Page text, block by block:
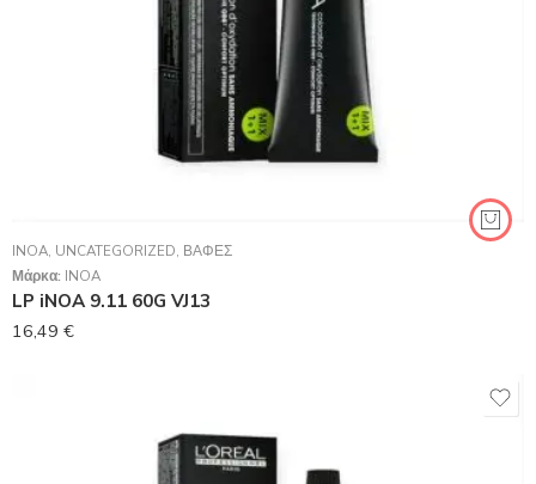
INOA, UNCATEGORIZED, ΒΑΦΈΣ
Μάρκα: INOA
LP iNOA 9.11 60G VJ13
16,49 €